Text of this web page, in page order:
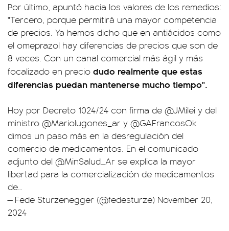
Por último, apuntó hacia los valores de los remedios:
"Tercero, porque permitirá una mayor competencia
de precios. Ya hemos dicho que en antiácidos como
el omeprazol hay diferencias de precios que son de
8 veces. Con un canal comercial más ágil y más
focalizado en precio dudo realmente que estas
diferencias puedan mantenerse mucho tiempo".
Hoy por Decreto 1024/24 con firma de @JMilei y del
ministro @Mariolugones_ar y @GAFrancosOk
dimos un paso más en la desregulación del
comercio de medicamentos. En el comunicado
adjunto del @MinSalud_Ar se explica la mayor
libertad para la comercialización de medicamentos
de…
— Fede Sturzenegger (@fedesturze) November 20,
2024